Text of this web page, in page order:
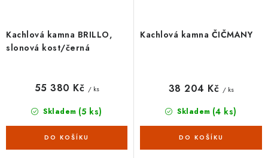
Kachlová kamna BRILLO,
slonová kost/černá
Skladem (5 ks)
55 380 Kč / ks
Kachlová kamna ČIČMANY
Skladem (4 ks)
38 204 Kč / ks